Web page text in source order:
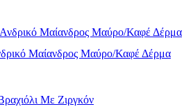
Μαίανδρος Μαύρο/Καφέ Δέρμα